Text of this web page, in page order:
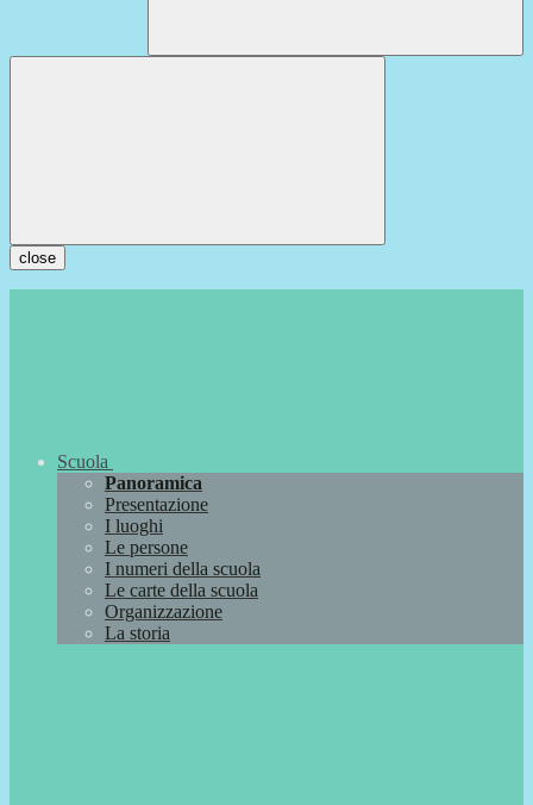
close
Scuola
Panoramica
Presentazione
I luoghi
Le persone
I numeri della scuola
Le carte della scuola
Organizzazione
La storia